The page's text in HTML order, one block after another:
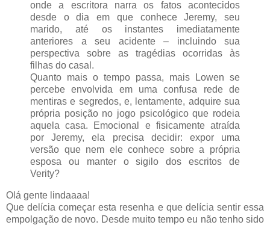
onde a escritora narra os fatos acontecidos
desde o dia em que conhece Jeremy, seu
marido, até os instantes imediatamente
anteriores a seu acidente – incluindo sua
perspectiva sobre as tragédias ocorridas às
filhas do casal.
Quanto mais o tempo passa, mais Lowen se
percebe envolvida em uma confusa rede de
mentiras e segredos, e, lentamente, adquire sua
própria posição no jogo psicológico que rodeia
aquela casa. Emocional e fisicamente atraída
por Jeremy, ela precisa decidir: expor uma
versão que nem ele conhece sobre a própria
esposa ou manter o sigilo dos escritos de
Verity?
Olá gente lindaaaa!
Que delícia começar esta resenha e que delícia sentir essa
empolgação de novo. Desde muito tempo eu não tenho sido